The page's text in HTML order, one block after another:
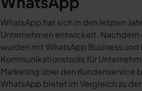
WhatsApp hat sich in den letzten
Unternehmen entwickelt. Nachdem
wurden mit WhatsApp Business
Kommunikationstools für
Marketing über den Kundenservice
WhatsApp bietet im Vergleich zu